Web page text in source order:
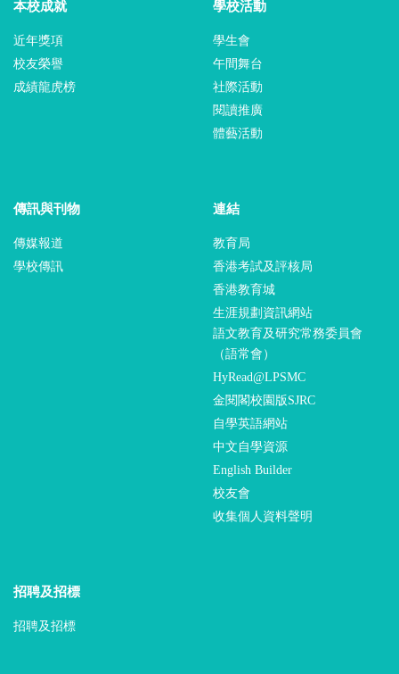
本校成就
近年獎項
校友榮譽
成績龍虎榜
學校活動
學生會
午間舞台
社際活動
閱讀推廣
體藝活動
傳訊與刊物
傳媒報道
學校傳訊
連結
教育局
香港考試及評核局
香港教育城
生涯規劃資訊網站
語文教育及研究常務委員會
（語常會）
HyRead@LPSMC
金閱閣校園版SJRC
自學英語網站
中文自學資源
English Builder
校友會
收集個人資料聲明
招聘及招標
招聘及招標